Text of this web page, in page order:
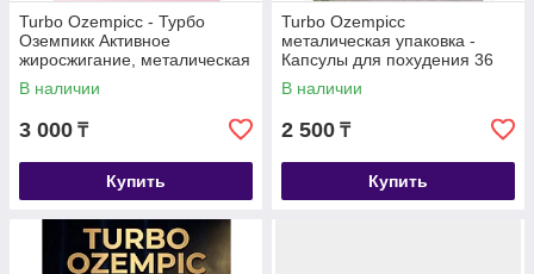
Turbo Ozempicc - Турбо
Оземпикк Активное
жиросжигание, металическая
коробка, капсулы для
похудения 40 капсул
В наличии
3 000 ₸
Купить
Turbo Ozempicc
металическая упаковка -
Капсулы для похудения 36
капсул
В наличии
2 500 ₸
Купить